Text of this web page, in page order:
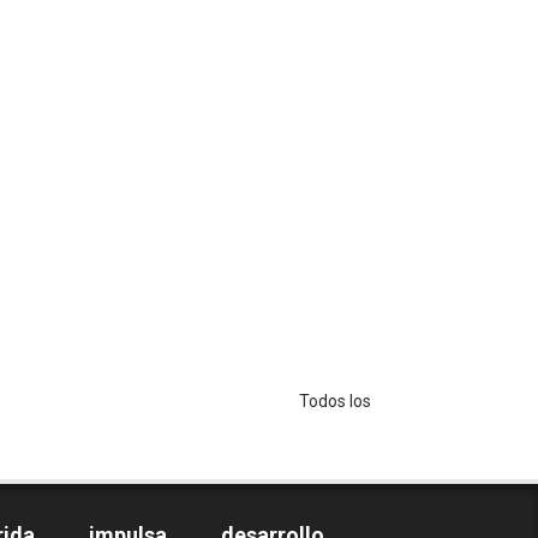
Todos los Derechos Reservados -